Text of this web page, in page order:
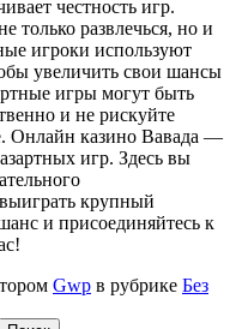
честность игр.
только развлечься, но и
игроки используют
увеличить свои шансы
игры могут быть
и не рискуйте
Онлайн казино Вавада —
игр. Здесь вы
крупный
и присоединяйтесь к
Gwp в рубрике Без